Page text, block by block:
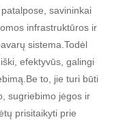
savininkai
infrastruktūros ir
sistema.Todėl
efektyvūs, galingi
to, jie turi būti
sugriebimo jėgos ir
prisitaikyti prie